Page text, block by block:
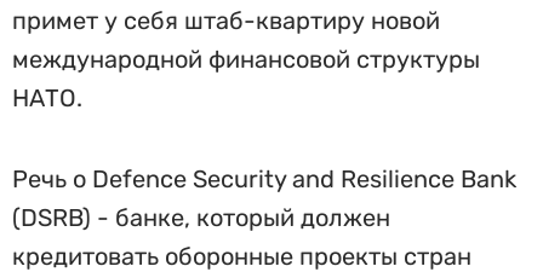
примет у себя штаб-квартиру новой
международной финансовой структуры
НАТО.
Речь о Defence Security and Resilience Bank
(DSRB) - банке, который должен
кредитовать оборонные проекты стран